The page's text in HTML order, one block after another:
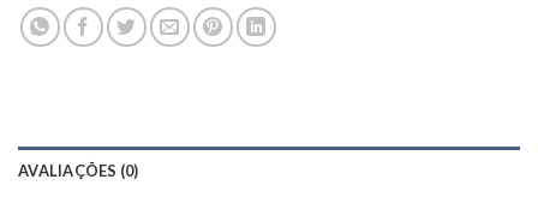
AVALIAÇÕES (0)